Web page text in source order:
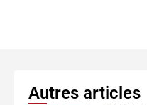
Autres articles